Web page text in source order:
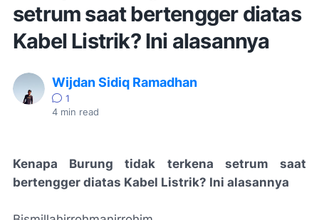
setrum saat bertengger diatas
Kabel Listrik? Ini alasannya
Wijdan Sidiq Ramadhan
1
4 min read
Kenapa Burung tidak terkena setrum saat
bertengger diatas Kabel Listrik? Ini alasannya